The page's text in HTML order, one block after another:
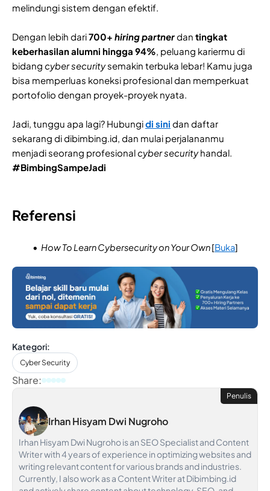
melindungi sistem dengan efektif.
Dengan lebih dari700+ hiring partnerdan tingkat
keberhasilan alumni hingga 94%, peluang kariermu di
bidang cyber securitysemakin terbuka lebar! Kamu juga
bisa memperluas koneksi profesional dan memperkuat
portofolio dengan proyek-proyek nyata.
Jadi, tunggu apa lagi? Hubungidi sini dan daftar
sekarang di dibimbing.id, dan mulai perjalananmu
menjadi seorang profesionalcyber securityhandal.
#BimbingSampeJadi
Referensi
How To Learn Cybersecurity on Your Own[Buka]
Kategori:
Cyber Security
Share:
Penulis
Irhan Hisyam Dwi Nugroho
Irhan Hisyam Dwi Nugroho is an SEO Specialist and Content
Writer with 4 years of experience in optimizing websites and
writing relevant content for various brands and industries.
Currently, I also work as a Content Writer at Dibimbing.id